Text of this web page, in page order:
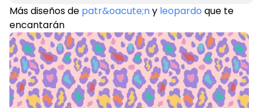
Más diseños de patr&oacute;ny leopardo que te
encantarán